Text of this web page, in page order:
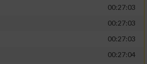
00:27:03
00:27:03
00:27:03
00:27:04